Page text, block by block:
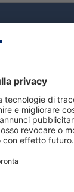
Dräger